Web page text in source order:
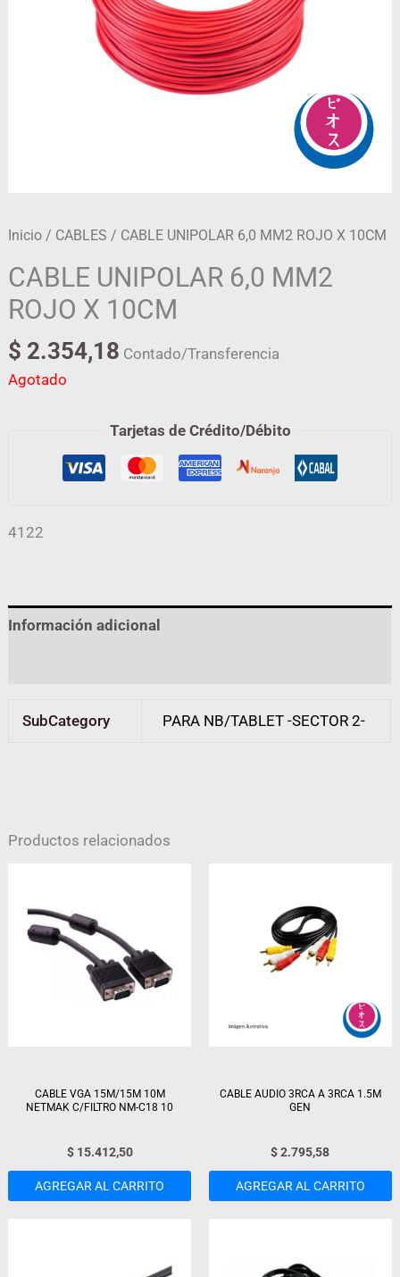
Inicio / CABLES / CABLE UNIPOLAR 6,0 MM2 ROJO X 10CM
CABLE UNIPOLAR 6,0 MM2
ROJO X 10CM
$ 2.354,18 Contado/Transferencia
Agotado
Tarjetas de Crédito/Débito
4122
Información adicional
SubCategory PARA NB/TABLET -SECTOR 2-
Productos relacionados
CABLE VGA 15M/15M 10M
NETMAK C/FILTRO NM-C18 10
$15.412,50
AGREGAR AL CARRITO
CABLE AUDIO 3RCA A 3RCA 1.5M
GEN
$2.795,58
AGREGAR AL CARRITO